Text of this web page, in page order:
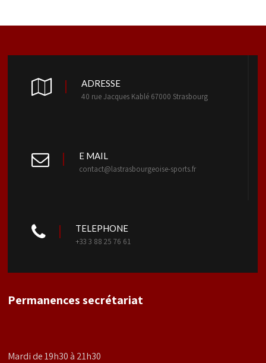
ADRESSE
40 rue Jacques Kablé 67000 Strasbourg
E MAIL
contact@lastrasbourgeoise-sports.fr
TELEPHONE
+33 3 88 25 76 61
Permanences secrétariat
Mardi de 19h30 à 21h30